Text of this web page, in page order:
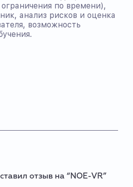
по времени),
анализ рисков и оценка
возможность
отзыв на “NOE-VR”